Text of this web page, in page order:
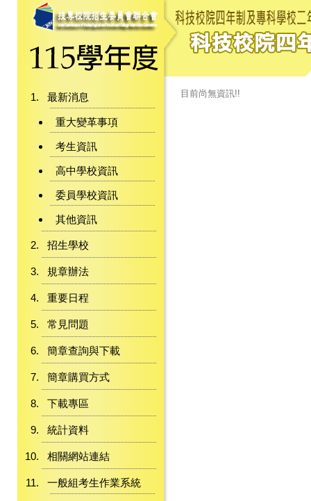
最新消息
重大變革事項
考生資訊
高中學校資訊
委員學校資訊
其他資訊
招生學校
規章辦法
重要日程
常見問題
簡章查詢與下載
簡章購買方式
下載專區
統計資料
相關網站連結
一般組考生作業系統
目前尚無資訊!!